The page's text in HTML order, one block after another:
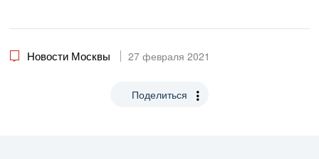
Новости Москвы 27 февраля 2021
Поделиться